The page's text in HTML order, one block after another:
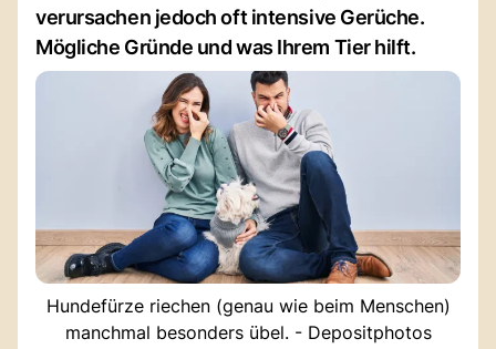
verursachen jedoch oft intensive Gerüche.
Mögliche Gründe und was Ihrem Tier hilft.
Hundefürze riechen (genau wie beim Menschen)
manchmal besonders übel. - Depositphotos